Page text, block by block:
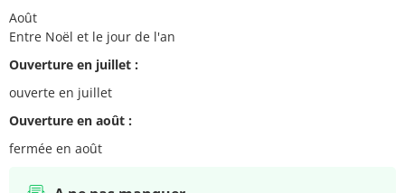
Août
Entre Noël et le jour de l'an
Ouverture en juillet :
ouverte en juillet
Ouverture en août :
fermée en août